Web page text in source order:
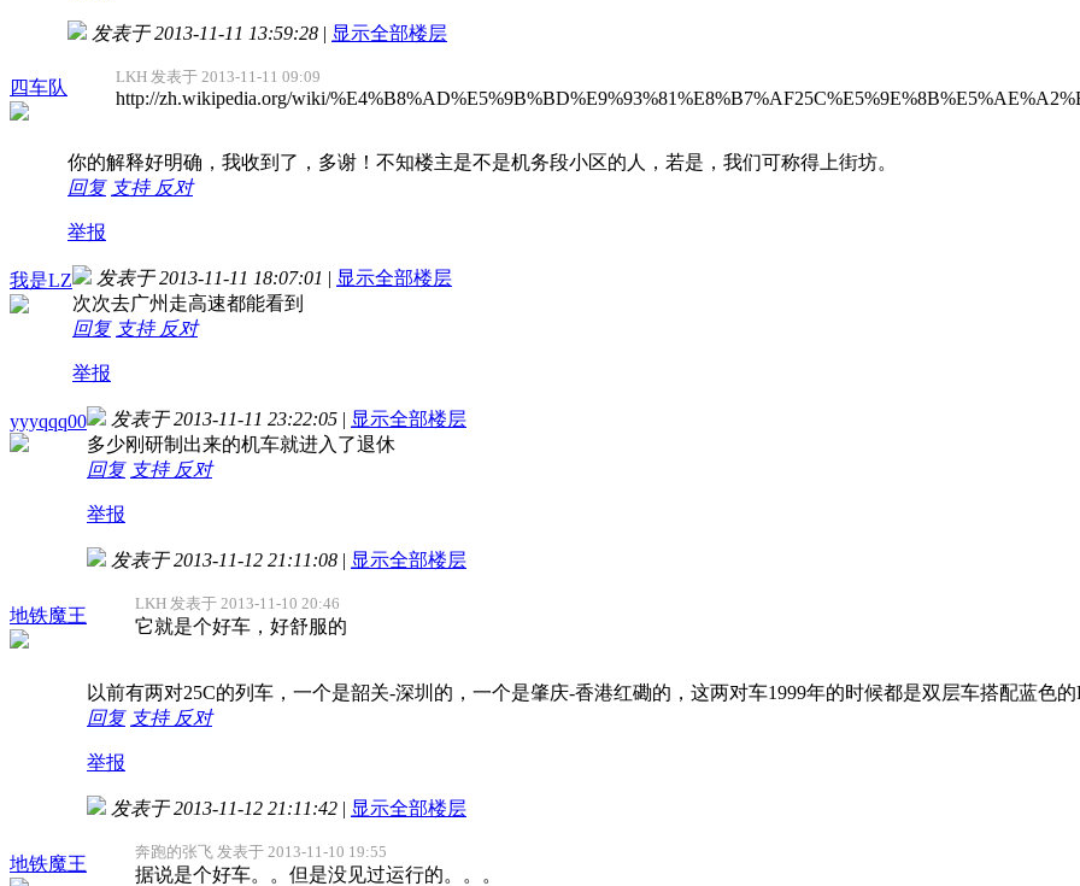
四车队
发表于 2013-11-11 13:59:28 | 显示全部楼层
LKH 发表于 2013-11-11 09:09
http://zh.wikipedia.org/wiki/
你的解释好明确，我收到了，多谢！不知楼主是不是机务段小区的人，若是，我们可称得上街坊。
回复 支持 反对
举报
我是LZ 发表于 2013-11-11 18:07:01 | 显示全部楼层
次次去广州走高速都能看到
回复 支持 反对
举报
yyyqqq00 发表于 2013-11-11 23:22:05 | 显示全部楼层
多少刚研制出来的机车就进入了退休
回复 支持 反对
举报
地铁魔王
发表于 2013-11-12 21:11:08 | 显示全部楼层
LKH 发表于 2013-11-10 20:46
它就是个好车，好舒服的
以前有两对25C的列车，一个是韶关-深圳的，一个是肇庆-香港红磡的，这两对车1999年的时候都是双层车搭配蓝色的
回复 支持 反对
举报
地铁魔王
发表于 2013-11-12 21:11:42 | 显示全部楼层
奔跑的张飞 发表于 2013-11-10 19:55
据说是个好车。。但是没见过运行的。。。